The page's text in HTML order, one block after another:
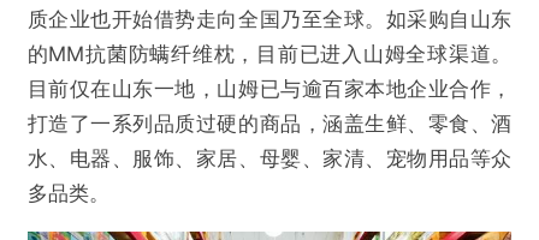
质企业也开始借势走向全国乃至全球。如采购自山东
的MM抗菌防螨纤维枕，目前已进入山姆全球渠道。
目前仅在山东一地，山姆已与逾百家本地企业合作，
打造了一系列品质过硬的商品，涵盖生鲜、零食、酒
水、电器、服饰、家居、母婴、家清、宠物用品等众
多品类。